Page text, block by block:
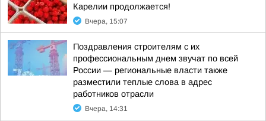
Карелии продолжается!
Вчера, 15:07
Поздравления строителям с их
профессиональным днем звучат по всей
России — региональные власти также
разместили теплые слова в адрес
работников отрасли
Вчера, 14:31